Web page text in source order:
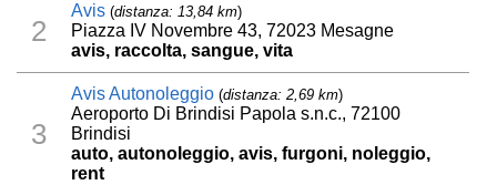
2
Avis (distanza: 13,84 km)
Piazza IV Novembre 43, 72023 Mesagne
avis, raccolta, sangue, vita
3
Avis Autonoleggio (distanza: 2,69 km)
Aeroporto Di Brindisi Papola s.n.c., 72100
Brindisi
auto, autonoleggio, avis, furgoni, noleggio,
rent